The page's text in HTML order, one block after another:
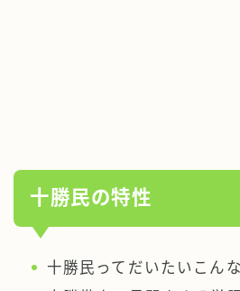
十勝民の特性
十勝民ってだいたいこん